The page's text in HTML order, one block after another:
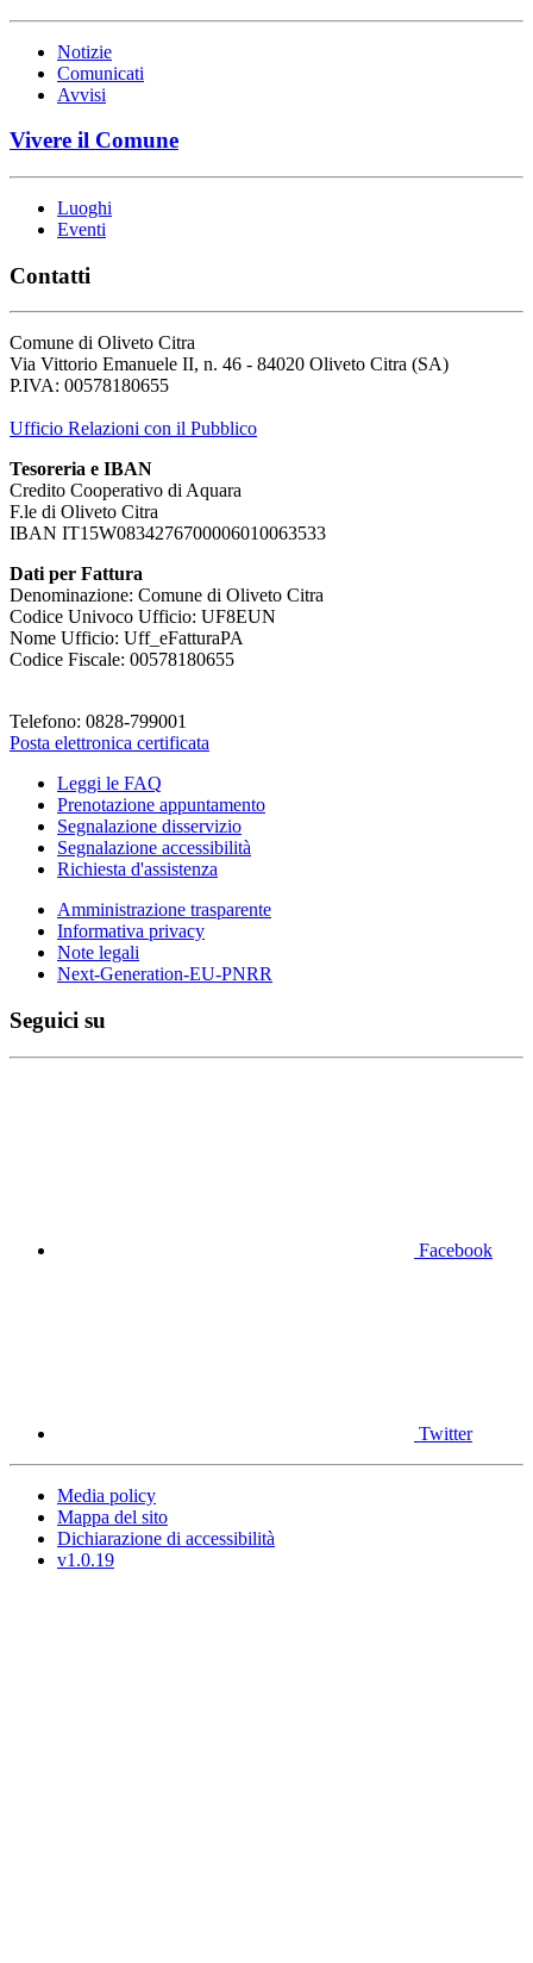
Notizie
Comunicati
Avvisi
Vivere il Comune
Luoghi
Eventi
Contatti
Comune di Oliveto Citra
Via Vittorio Emanuele II, n. 46 - 84020 Oliveto Citra (SA)
P.IVA: 00578180655
Ufficio Relazioni con il Pubblico
Tesoreria e IBAN
Credito Cooperativo di Aquara
F.le di Oliveto Citra
IBAN IT15W0834276700006010063533
Dati per Fattura
Denominazione: Comune di Oliveto Citra
Codice Univoco Ufficio: UF8EUN
Nome Ufficio: Uff_eFatturaPA
Codice Fiscale: 00578180655
Telefono: 0828-799001
Posta elettronica certificata
Leggi le FAQ
Prenotazione appuntamento
Segnalazione disservizio
Segnalazione accessibilità
Richiesta d'assistenza
Amministrazione trasparente
Informativa privacy
Note legali
Next-Generation-EU-PNRR
Seguici su
Facebook
Twitter
Media policy
Mappa del sito
Dichiarazione di accessibilità
v1.0.19